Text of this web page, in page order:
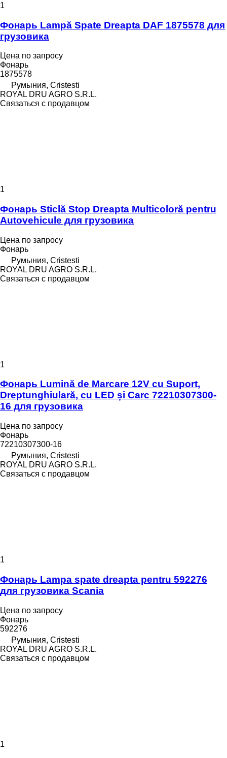
1
Фонарь Lampă Spate Dreapta DAF 1875578 для
грузовика
Цена по запросу
Фонарь
1875578
Румыния, Cristesti
ROYAL DRU AGRO S.R.L.
Связаться с продавцом
1
Фонарь Sticlă Stop Dreapta Multicoloră pentru
Autovehicule для грузовика
Цена по запросу
Фонарь
Румыния, Cristesti
ROYAL DRU AGRO S.R.L.
Связаться с продавцом
1
Фонарь Lumină de Marcare 12V cu Suport,
Dreptunghiulară, cu LED și Carc 72210307300-
16 для грузовика
Цена по запросу
Фонарь
72210307300-16
Румыния, Cristesti
ROYAL DRU AGRO S.R.L.
Связаться с продавцом
1
Фонарь Lampa spate dreapta pentru 592276
для грузовика Scania
Цена по запросу
Фонарь
592276
Румыния, Cristesti
ROYAL DRU AGRO S.R.L.
Связаться с продавцом
1